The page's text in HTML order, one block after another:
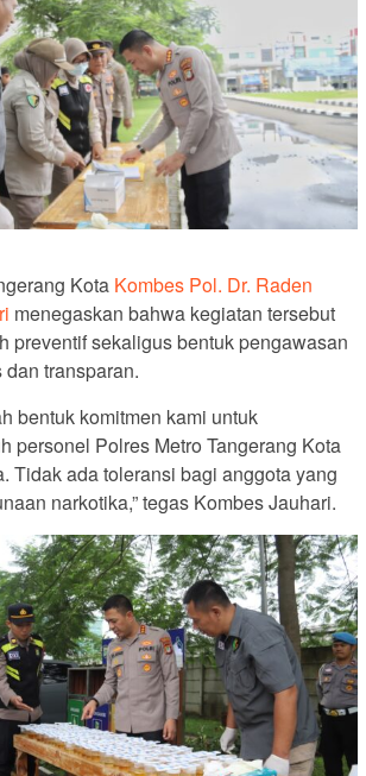
Kota Kombes Pol. Dr. Raden
menegaskan bahwa kegiatan tersebut
preventif sekaligus bentuk pengawasan
transparan.
bentuk komitmen kami untuk
personel Polres Metro Tangerang Kota
Tidak ada toleransi bagi anggota yang
narkotika,” tegas Kombes Jauhari.